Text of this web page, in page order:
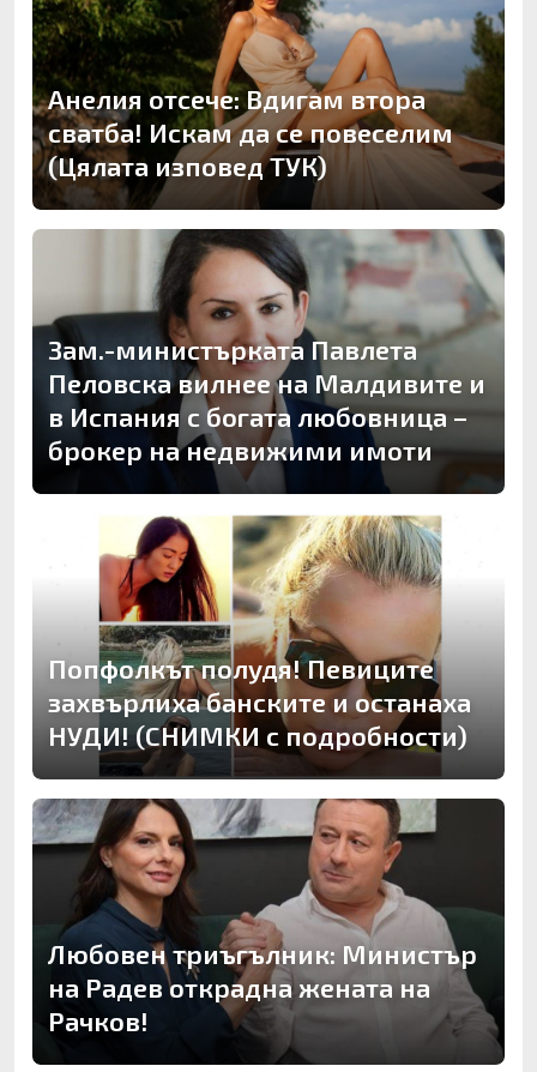
Анелия отсече: Вдигам втора
сватба! Искам да се повеселим
(Цялата изповед ТУК)
Зам.-министърката Павлета
Пеловска вилнее на Малдивите и
в Испания с богата любовница –
брокер на недвижими имоти
Попфолкът полудя! Певиците
захвърлиха банските и останаха
НУДИ! (СНИМКИ с подробности)
Любовен триъгълник: Министър
на Радев открадна жената на
Рачков!